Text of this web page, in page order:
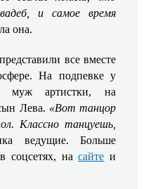
и самое время
она.
все вместе
На подпевке у
артистки, на
Лева. «Вот танцор
Классно танцуешь,
ведущие. Больше
соцсетях, насайте и